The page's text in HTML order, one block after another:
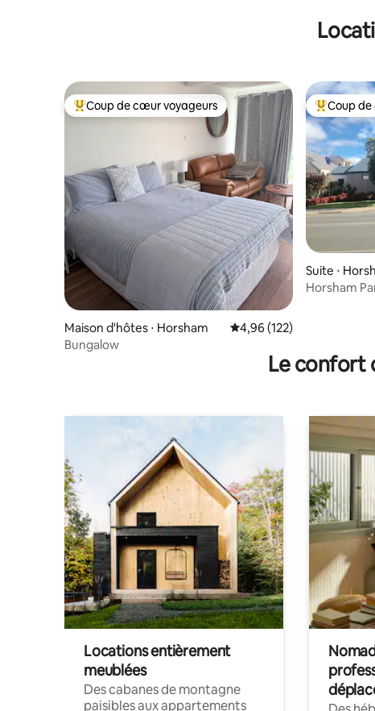
Coups de cœur voyageurs les plus appréciés
Coup de cœur voyageurs
Maison d'hôtes ⋅ Horsham Évaluation moyenne sur
4,96 (122)
Bungalow
Coups de
Coup
Suite ⋅
Horsham
Le confort
Locations entièrement
meublées
Des cabanes de montagne
paisibles aux appartements